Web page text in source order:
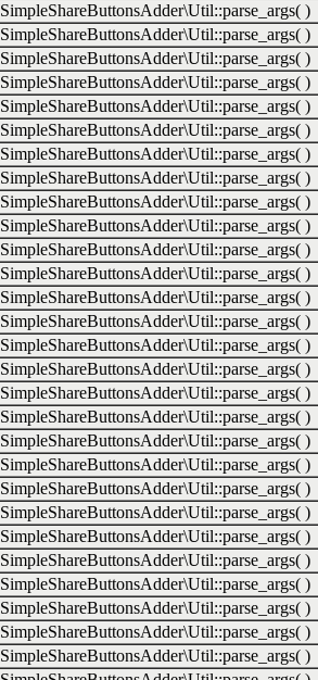
SimpleShareButtonsAdder\Util::parse_args( )
SimpleShareButtonsAdder\Util::parse_args( )
SimpleShareButtonsAdder\Util::parse_args( )
SimpleShareButtonsAdder\Util::parse_args( )
SimpleShareButtonsAdder\Util::parse_args( )
SimpleShareButtonsAdder\Util::parse_args( )
SimpleShareButtonsAdder\Util::parse_args( )
SimpleShareButtonsAdder\Util::parse_args( )
SimpleShareButtonsAdder\Util::parse_args( )
SimpleShareButtonsAdder\Util::parse_args( )
SimpleShareButtonsAdder\Util::parse_args( )
SimpleShareButtonsAdder\Util::parse_args( )
SimpleShareButtonsAdder\Util::parse_args( )
SimpleShareButtonsAdder\Util::parse_args( )
SimpleShareButtonsAdder\Util::parse_args( )
SimpleShareButtonsAdder\Util::parse_args( )
SimpleShareButtonsAdder\Util::parse_args( )
SimpleShareButtonsAdder\Util::parse_args( )
SimpleShareButtonsAdder\Util::parse_args( )
SimpleShareButtonsAdder\Util::parse_args( )
SimpleShareButtonsAdder\Util::parse_args( )
SimpleShareButtonsAdder\Util::parse_args( )
SimpleShareButtonsAdder\Util::parse_args( )
SimpleShareButtonsAdder\Util::parse_args( )
SimpleShareButtonsAdder\Util::parse_args( )
SimpleShareButtonsAdder\Util::parse_args( )
SimpleShareButtonsAdder\Util::parse_args( )
SimpleShareButtonsAdder\Util::parse_args( )